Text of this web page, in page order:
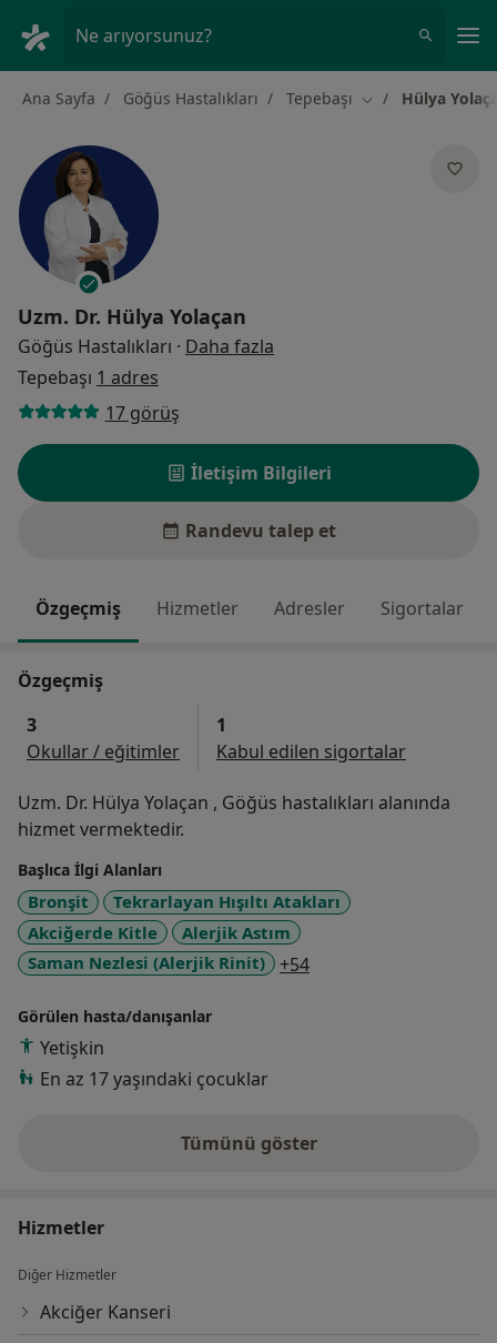
Ne arıyorsunuz?
Ana Sayfa Göğüs Hastalıkları Tepebaşı Şehir değiştir
Hülya
Uzm. Dr. Hülya Yolaçan
Göğüs Hastalıkları · Daha fazla
Tepebaşı 1 adres
17 görüş
İletişim Bilgileri
Randevu talep et
Özgeçmiş Hizmetler Adresler Sigortalar
Özgeçmiş
3
Okullar / eğitimler
1
Kabul edilen sigortalar
Uzm. Dr. Hülya Yolaçan , Göğüs hastalıkları alanında
hizmet vermektedir.
Başlıca İlgi Alanları
Bronşit
Tekrarlayan Hışıltı Atakları
Akciğerde Kitle
Alerjik Astım
Saman Nezlesi (Alerjik Rinit)
+54
Görülen hasta/danışanlar
Yetişkin
En az 17 yaşındaki çocuklar
Tümünü gösterdeneyim hakkında
Hizmetler
Diğer Hizmetler
Akciğer Kanseri